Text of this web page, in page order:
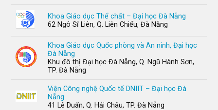
Khoa Giáo dục Thể chất – Đại học Đà Nẵng
62 Ngô Sĩ Liên, Q. Liên Chiểu, Đà Nẵng
Khoa Giáo dục Quốc phòng và An ninh, Đại học
Đà Nẵng
Khu đô thị Đại học Đà Nẵng, Q. Ngũ Hành Sơn,
TP. Đà Nẵng
Viện Công nghệ Quốc tế DNIIT – Đại học Đà
Nẵng
41 Lê Duẩn, Q. Hải Châu, TP. Đà Nẵng